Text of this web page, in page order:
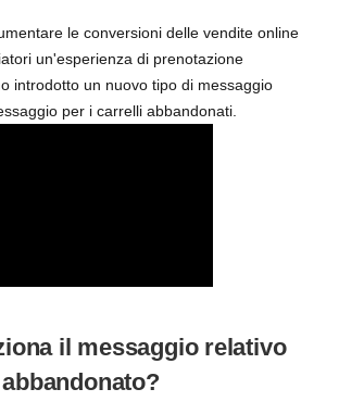
le conversioni delle vendite online
un'esperienza di prenotazione
introdotto un nuovo tipo di messaggio
per i carrelli abbandonati.
il messaggio relativo